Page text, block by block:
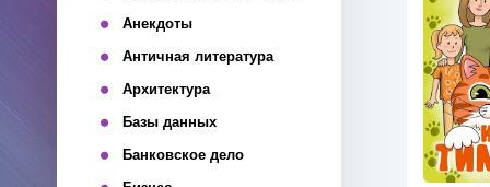
Анекдоты
Античная литература
Архитектура
Базы данных
Банковское дело